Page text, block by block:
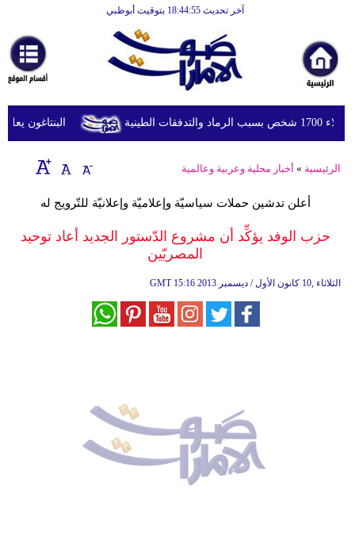
آخر تحديث 18:44:55 بتوقيت أبوظبي
أخبارعاجلة
رياضة
ثقافة
إقتصاد
وموسيقى
البنتاغون يعلن
الرئيسية » أخبار محلية وعربية وعالمية
أعلن تدشين حملات سياسيّة وإعلاميّة وإعلانيّة للتّرويج له
حزب الوفد يؤكِّد أن مشروع الدّستور الجديد أعاد توحيد
المصريّين
GMT 15:16 2013 الثلاثاء ,10 كانون الأول / ديسمبر